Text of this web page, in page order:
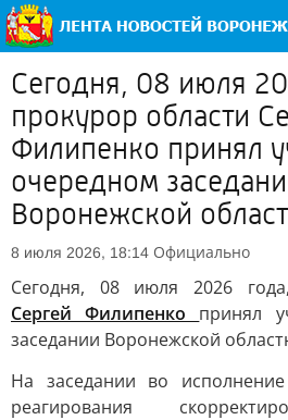
Сегодня, 08 июля
прокурор области
Филипенко принял
очередном
Воронежской
8 июля 2026, 18:14 Официально
Сегодня, 08 июля 2026
Сергей Филипенко принял
заседании Воронежской
На заседании во исполнение
реагирования